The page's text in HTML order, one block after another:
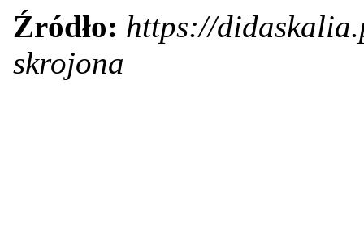
Źródło: https://
skrojona